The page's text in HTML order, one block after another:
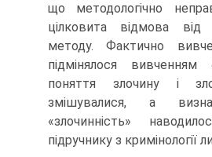
що методологічно
цілковита відмова від
методу. Фактично
підмінялося вивченням
поняття злочину і
змішувалися, а
«злочинність»
підручнику з кримінології